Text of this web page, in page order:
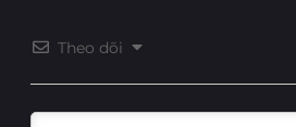
Theo dõi